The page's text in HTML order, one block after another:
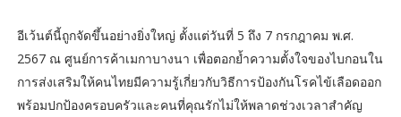
อีเว้นต์นี้ถูกจัดขึ้นอย่างยิ่งใหญ่ ตั้งแต่วันที่ 5 ถึง 7 กรกฎาคม พ.ศ.
2567 ณ ศูนย์การค้าเมกาบางนา เพื่อตอกย้ำความตั้งใจของไบกอนใน
การส่งเสริมให้คนไทยมีความรู้เกี่ยวกับวิธีการป้องกันโรคไข้เลือดออก
พร้อมปกป้องครอบครัวและคนที่คุณรักไม่ให้พลาดช่วงเวลาสำคัญ